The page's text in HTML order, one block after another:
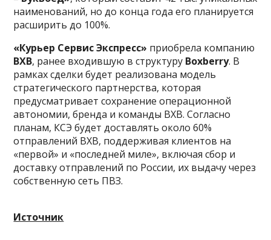
наименований, но до конца года его планируется
расширить до 100%.
«Курьер Сервис Экспресс» приобрела компанию
BXB, ранее входившую в структуру Boxberry. В
рамках сделки будет реализована модель
стратегического партнерства, которая
предусматривает сохранение операционной
автономии, бренда и команды BXB. Согласно
планам, КСЭ будет доставлять около 60%
отправлений BXB, поддерживая клиентов на
«первой» и «последней миле», включая сбор и
доставку отправлений по России, их выдачу через
собственную сеть ПВЗ.
Источник